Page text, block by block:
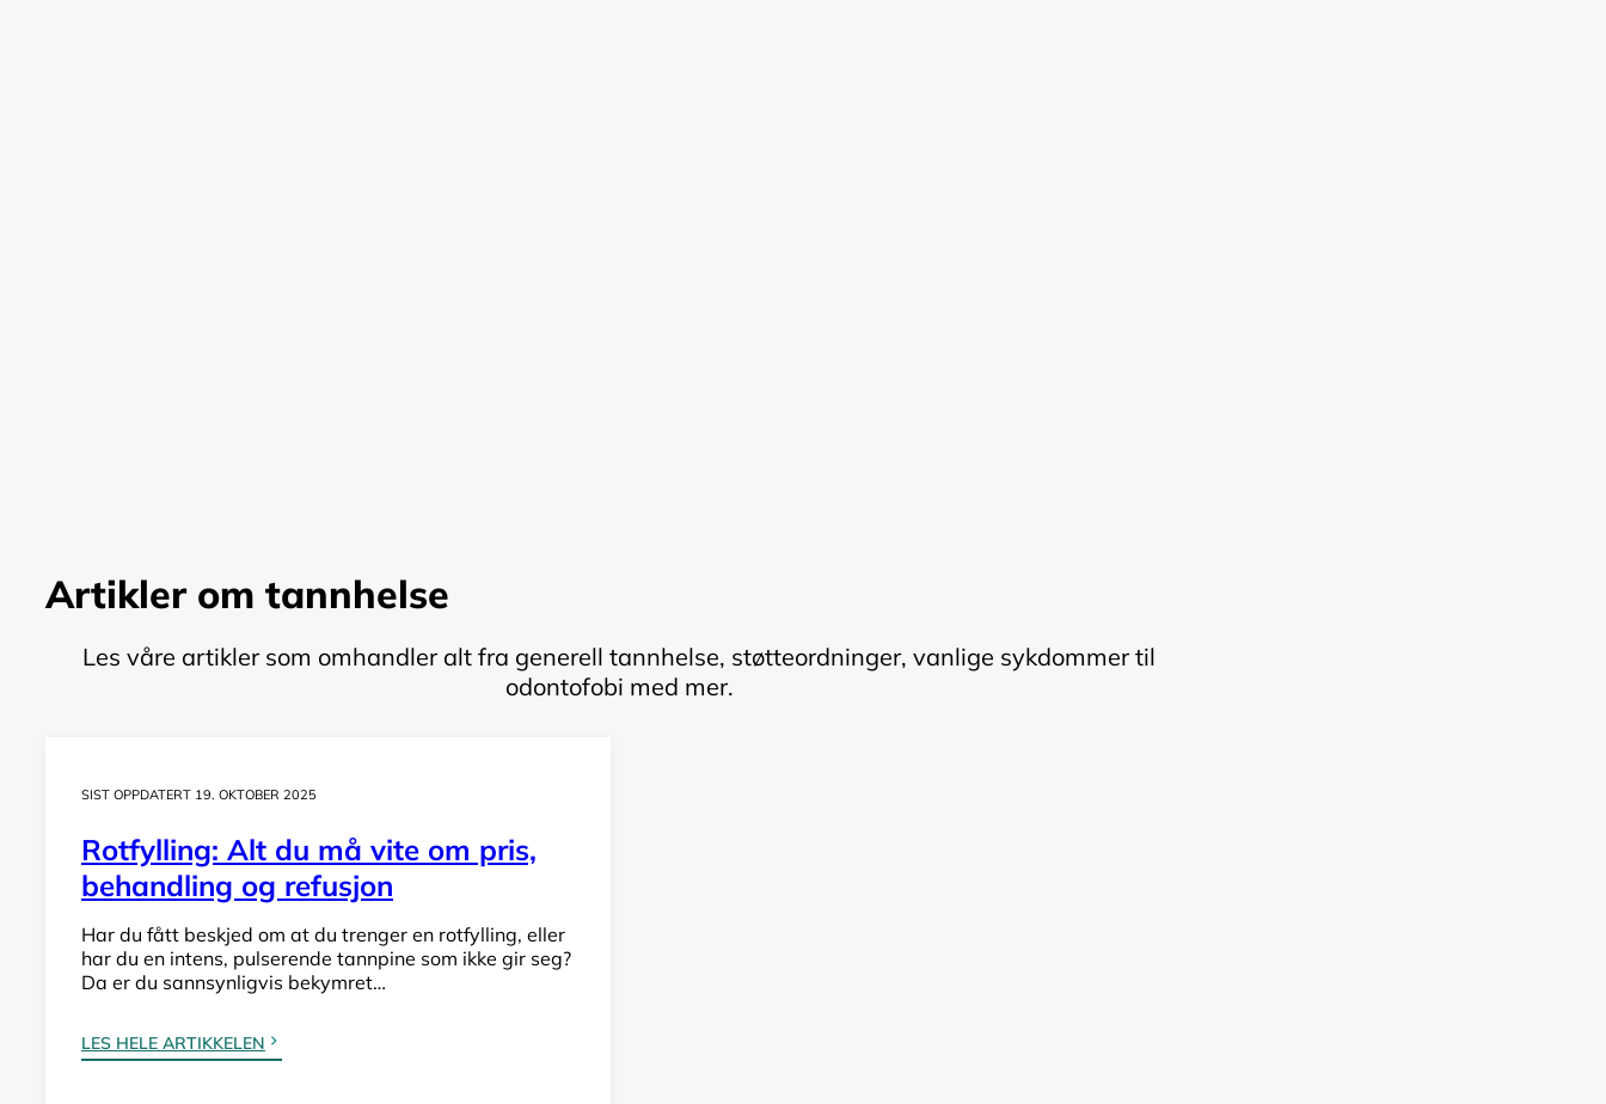
Artikler om tannhelse
Les våre artikler som omhandler alt fra generell tannhelse, støtteordninger, vanlige sykdommer til
odontofobi med mer.
SIST OPPDATERT 19. OKTOBER 2025
Rotfylling: Alt du må vite om pris,
behandling og refusjon
Har du fått beskjed om at du trenger en rotfylling, eller
har du en intens, pulserende tannpine som ikke gir seg?
Da er du sannsynligvis bekymret…
LES HELE ARTIKKELEN